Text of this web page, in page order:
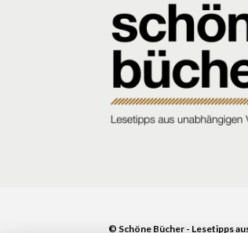
© Schöne Bücher - Lesetipps